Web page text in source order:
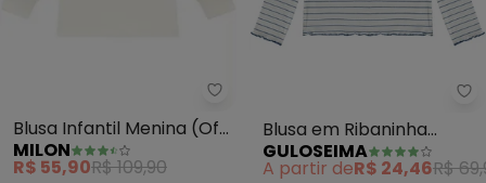
Milon - Blusa Infantil Menina
Blusa Infantil Menina (Off
White)
MILON
R$ 55,90R$ 109,90
Blusa em Ribaninha
Infantil (Off White)
GULOSEIMA
A partir deR$ 24,46R$